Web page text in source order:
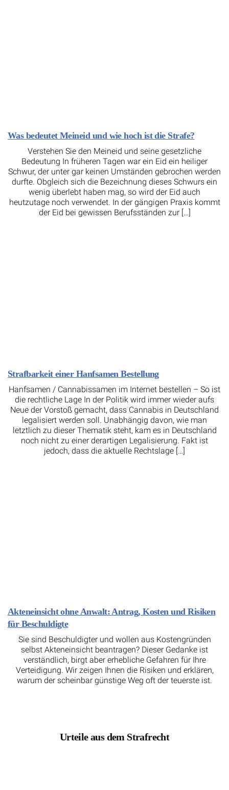
Was bedeutet Meineid und wie hoch ist die Strafe?
Verstehen Sie den Meineid und seine gesetzliche
Bedeutung In früheren Tagen war ein Eid ein heiliger
Schwur, der unter gar keinen Umständen gebrochen werden
durfte. Obgleich sich die Bezeichnung dieses Schwurs ein
wenig überlebt haben mag, so wird der Eid auch
heutzutage noch verwendet. In der gängigen Praxis kommt
der Eid bei gewissen Berufsständen zur […]
Strafbarkeit einer Hanfsamen Bestellung
Hanfsamen / Cannabissamen im Internet bestellen – So ist
die rechtliche Lage In der Politik wird immer wieder aufs
Neue der Vorstoß gemacht, dass Cannabis in Deutschland
legalisiert werden soll. Unabhängig davon, wie man
letztlich zu dieser Thematik steht, kam es in Deutschland
noch nicht zu einer derartigen Legalisierung. Fakt ist
jedoch, dass die aktuelle Rechtslage […]
Akteneinsicht ohne Anwalt: Antrag, Kosten und Risiken
für Beschuldigte
Sie sind Beschuldigter und wollen aus Kostengründen
selbst Akteneinsicht beantragen? Dieser Gedanke ist
verständlich, birgt aber erhebliche Gefahren für Ihre
Verteidigung. Wir zeigen Ihnen die Risiken und erklären,
warum der scheinbar günstige Weg oft der teuerste ist.
Urteile aus dem Strafrecht